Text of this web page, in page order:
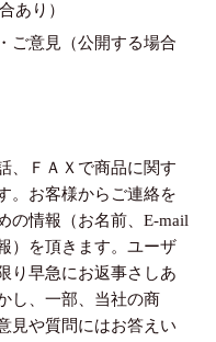
あり）
ご意見（公開する場合
、ＦＡＸで商品に関す
。お客様からご連絡を
の情報（お名前、E-mail
）を頂きます。ユーザ
り早急にお返事さしあ
し、一部、当社の商
見や質問にはお答えい